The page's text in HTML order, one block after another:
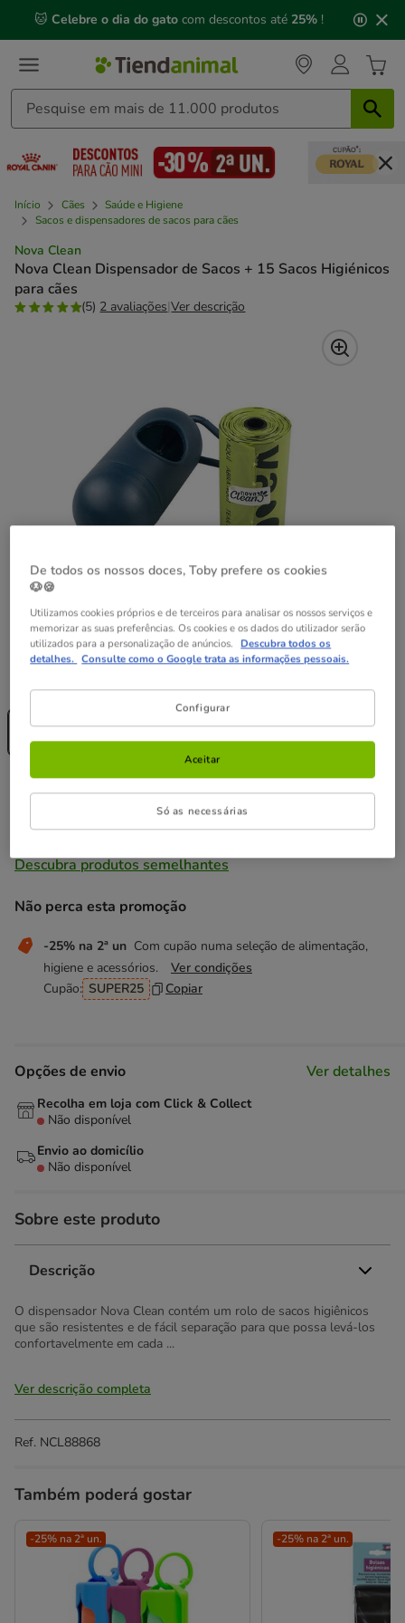
mensagem,
🐱 Celebre o dia do gato com descontos até 25% !
Início Cães
Saúde e Higiene
Sacos e dispensadores de sacos para cães
Nova Clean
Nova Clean Dispensador de Sacos + 15 Sacos Higiénicos
para cães
(5) 2 avaliações|Ver descrição
1 ud.
1.99€
Não perca esta promoção
-25% na 2ª un Com cupão numa seleção de alimentação,
higiene e acessórios.
Ver condições
Cupão: SUPER25 Copiar
Preço 1.99€
1.99€
Temporariamente sem stock
Descubra produtos semelhantes
Opções de envio Ver detalhes
Recolha em loja com Click & Collect
Não disponível
Envio ao domicílio
Não disponível
Sobre este produto
Descrição
O dispensador Nova Clean contém um rolo de sacos higiênicos
que são resistentes e de fácil separação para que possa levá-los
confortavelmente em cada ...
Ver descrição completa
Ref. NCL88868
Também poderá gostar
-25% na 2ª un. -25% na 2ª un.
De todos os nossos doces, Toby prefere os cookies
🐶🍪
Utilizamos cookies próprios e de terceiros para analisar os nossos serviços e
memorizar as suas preferências. Os cookies e os dados do utilizador serão
utilizados para a personalização de anúncios. Descubra todos os
detalhes. Consulte como o Google trata as informações pessoais.
Configurar
Só as necessárias
Aceitar